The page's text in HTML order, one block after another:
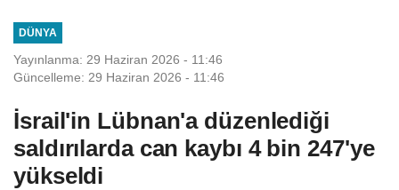
DÜNYA
Yayınlanma: 29 Haziran 2026 - 11:46
Güncelleme: 29 Haziran 2026 - 11:46
İsrail'in Lübnan'a düzenlediği
saldırılarda can kaybı 4 bin 247'ye
yükseldi